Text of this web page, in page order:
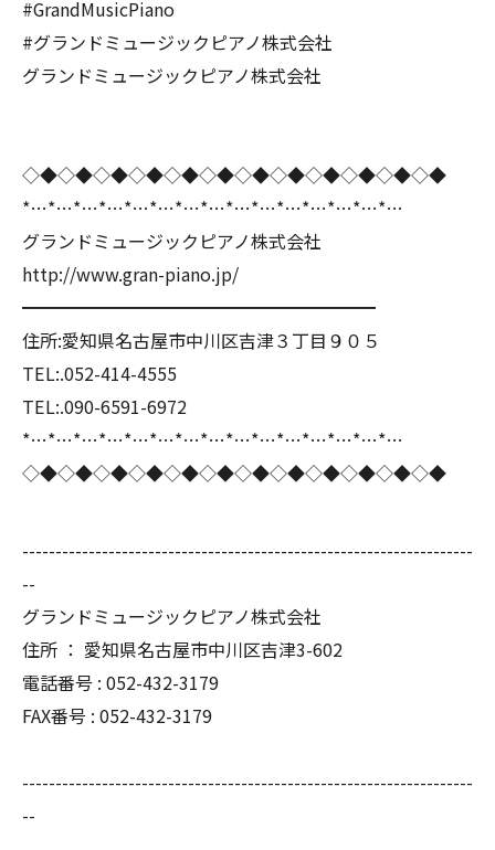
#GrandMusicPiano
#グランドミュージックピアノ株式会社
グランドミュージックピアノ株式会社
◇◆◇◆◇◆◇◆◇◆◇◆◇◆◇◆◇◆◇◆◇◆◇◆
*…*…*…*…*…*…*…*…*…*…*…*…*…*…*…
グランドミュージックピアノ株式会社
http://www.gran-piano.jp/
━━━━━━━━━━━━━━━━━━━━
住所:愛知県名古屋市中川区吉津３丁目９０５
TEL:.052-414-4555
TEL:.090-6591-6972
*…*…*…*…*…*…*…*…*…*…*…*…*…*…*…
◇◆◇◆◇◆◇◆◇◆◇◆◇◆◇◆◇◆◇◆◇◆◇◆
--------------------------------------------------------------------
--
グランドミュージックピアノ株式会社
住所 ： 愛知県名古屋市中川区吉津3-602
電話番号 : 052-432-3179
FAX番号 : 052-432-3179
--------------------------------------------------------------------
--